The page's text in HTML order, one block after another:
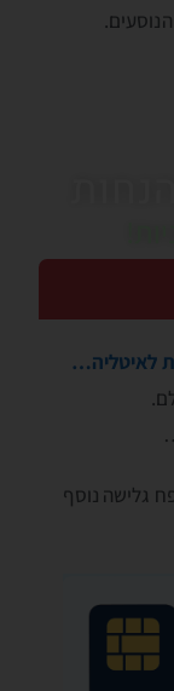
גלישה נוסף